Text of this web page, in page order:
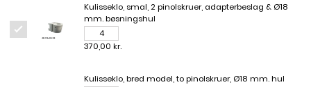
Kulisseklo, smal, 2 pinolskruer, adapterbeslag & Ø18
mm. bøsningshul
370,00 kr.
Kulisseklo, bred model, to pinolskruer, Ø18 mm. hul